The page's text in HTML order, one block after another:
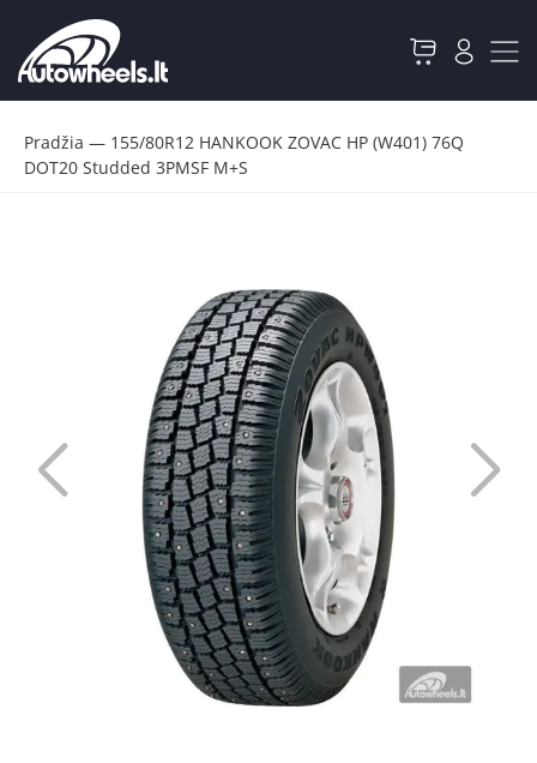
Pradžia — 155/80R12 HANKOOK ZOVAC HP (W401) 76Q
DOT20 Studded 3PMSF M+S